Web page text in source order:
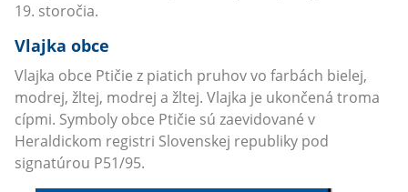
19. storočia.
Vlajka obce
Vlajka obce Ptičie z piatich pruhov vo farbách bielej,
modrej, žltej, modrej a žltej. Vlajka je ukončená troma
cípmi. Symboly obce Ptičie sú zaevidované v
Heraldickom registri Slovenskej republiky pod
signatúrou P51/95.